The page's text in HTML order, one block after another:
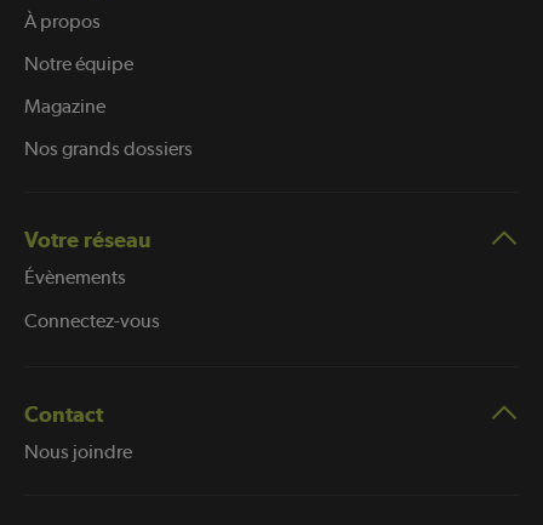
À propos
Notre équipe
Magazine
Nos grands dossiers
Votre réseau
Évènements
Connectez-vous
Contact
Nous joindre